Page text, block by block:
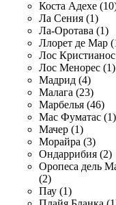
Коста Адехе
Ла Сения (1)
Ла-Оротава (1)
Ллорет де Мар
Лос
Лос Менорес (1)
Мадрид (4)
Малага (23)
Марбелья (46)
Мас Фуматас (1)
Мачер (1)
Морайра (3)
Ондаррибия (2)
Оропеса дель
(2)
Пау (1)